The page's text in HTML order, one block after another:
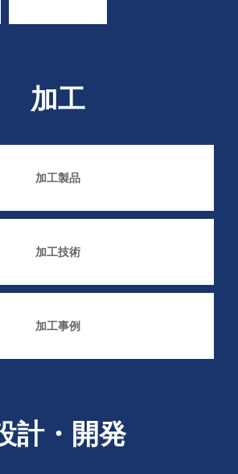
加工
加工製品
加工技術
加工事例
計・開発